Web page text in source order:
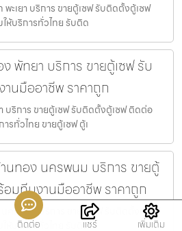
ะเยา บริการ ขายตู้เซฟ รับติดตั้งตู้เซฟ
ห้บริการทั่วไทย รับติด
พัทยา บริการ ขายตู้เซฟ รับ
นมืออาชีพ ราคาถูก
บริการ ขายตู้เซฟ รับติดตั้งตู้เซฟ ติดต่อ
รทั่วไทย ขายตู้เซฟ ตู้เ
นทอง นครพนม บริการ ขายตู้
มทีมงานมืออาชีพ ราคาถูก
นครพนม บริการ ขายตู้เซฟ รับติดตั้งตู้เซฟ
ห้บริการทั่วไทย รับติด
ติดต่อ แชร์ เพิ่มเติม